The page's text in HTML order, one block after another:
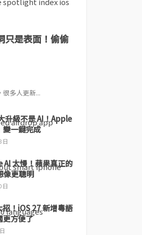
只是表面！偷偷
很多人更新...
升級不是 AI！Apple
變一鍵完成
日
AI 太慢！蘋果真正的
像更聰明
日
！iOS 27 新增粵語
更方便了